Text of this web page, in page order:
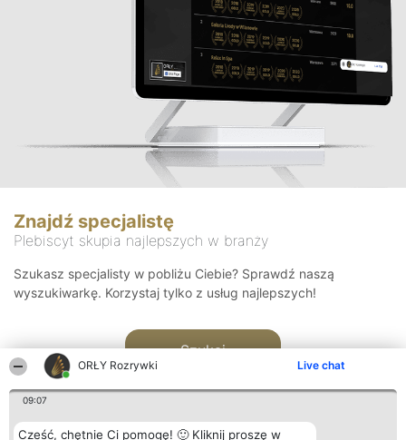
ORŁY Rozrywki Live chat
09:07
Cześć, chętnie Ci pomogę! 🙂 Kliknij proszę w
Znajdź specjalistę
Plebiscyt skupia najlepszych w branży
Szukasz specjalisty w pobliżu Ciebie? Sprawdź naszą
wyszukiwarkę. Korzystaj tylko z usług najlepszych!
Szukaj